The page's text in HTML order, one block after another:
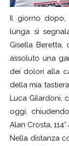
Il giorno dopo,
lunga si
Gisella
assoluto una
dei dolori alla
della mia
Luca Gilardoni,
oggi,
Alan Crosta,
Nella distanza